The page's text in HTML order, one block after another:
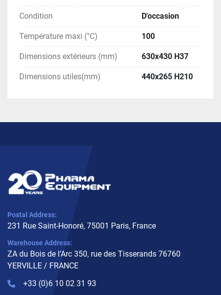
Condition D'occasion
Température maxi (°C) 100
Dimensions extérieurs (mm) 630x430 H37
Dimensions utiles(mm) 440x265 H210
Postal Address:
231 Rue Saint-Honoré, 75001 Paris, France
Warehouse Address:
ZA du Bois de l’Arc 350, rue des Tisserands 76760
YERVILLE / FRANCE
+33 (0)6 10 02 31 93